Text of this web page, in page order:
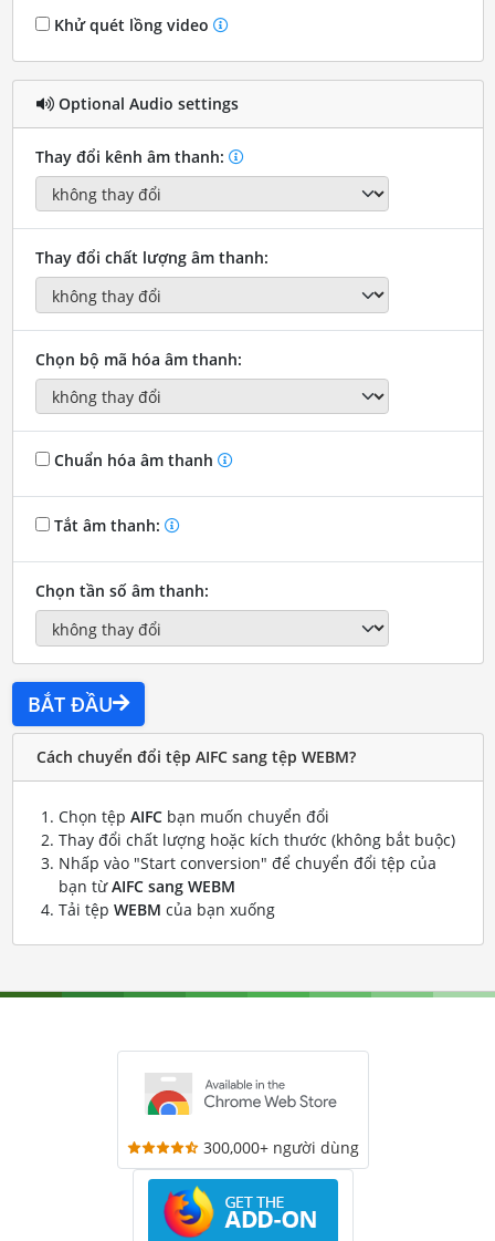
Khử quét lồng video
Optional Audio settings
Thay đổi kênh âm thanh:
Thay đổi chất lượng âm thanh:
Chọn bộ mã hóa âm thanh:
Chuẩn hóa âm thanh
Tắt âm thanh:
Chọn tần số âm thanh:
BẮT ĐẦU
Cách chuyển đổi tệp AIFC sang tệp WEBM?
Chọn tệp AIFCbạn muốn chuyển đổi
Thay đổi chất lượng hoặc kích thước (không bắt buộc)
Nhấp vào "Start conversion" để chuyển đổi tệp của
bạn từAIFC sang WEBM
Tải tệp WEBM của bạn xuống
300,000+ người dùng